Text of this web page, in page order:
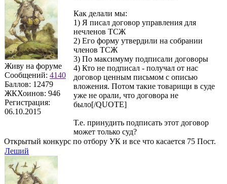
Живу на форуме
Сообщений: 4140
Баллов: 12479
ЖКХоинов: 946
Регистрация:
06.10.2015
Как делали мы:
1) Я писал договор управления для
нечленов ТСЖ
2) Его форму утвердили на собрании
членов ТСЖ
3) По максимуму подписали договоры
4) Кто не подписал - получал от нас
договор ценным письмом с описью
вложения. Потом такие товарищи в суде
уже не орали, что договора не
было[/QUOTE]
Т.е. принудить подписать этот договор
может только суд?
Открытый конкурс по отбору УК и все что касается 75 Пост.
Леший